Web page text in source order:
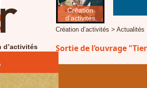
Création
d’activités
d’activités
Création d’activités > Actualités
Sortie de l’ouvrage